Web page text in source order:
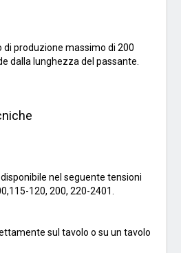
di produzione massimo di 200
dalla lunghezza del passante.
nel seguente tensioni
120, 200, 220-2401.
sul tavolo o su un tavolo